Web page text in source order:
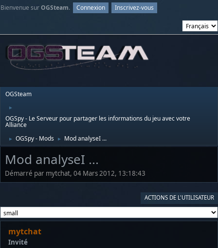
Bienvenue surOGSteam. Connexion Inscrivez-vous
OGSteam
►
OGSpy - Le Serveur pour partager les informations du jeu avec votre
Alliance
► OGSpy - Mods ► Mod analyseI ...
Mod analyseI ...
Démarré par mytchat, 04 Mars 2012, 13:18:43
ACTIONS DE L'UTILISATEUR
mytchat
Invité